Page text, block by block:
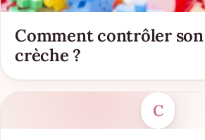
Comment contrôler
crèche ?
C